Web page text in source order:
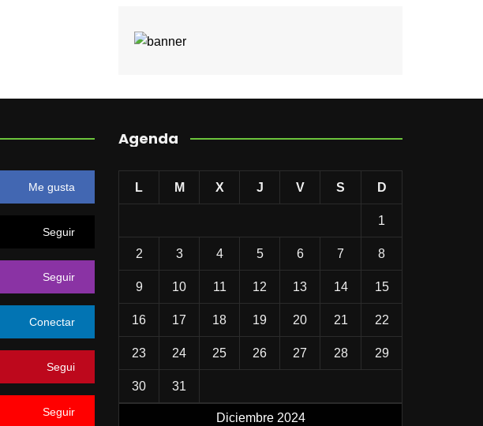
Me gusta
Seguir
Seguir
Conectar
Segui
Seguir
Agenda
Diciembre 2024
L M X J V S D
1
2 3 4 5 6 7 8
9 10 11 12 13 14 15
16 17 18 19 20 21 22
23 24 25 26 27 28 29
30 31